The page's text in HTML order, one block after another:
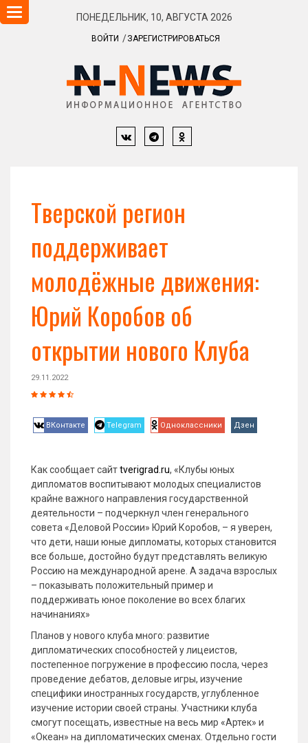
ПОНЕДЕЛЬНИК, 10, АВГУСТА 2026
ВОЙТИ ЗАРЕГИСТРИРОВАТЬСЯ
Навигация
Тверской регион
поддерживает
молодёжные движения:
Юрий Коробов об
открытии нового Клуба
29.11.2022
ВКонтакте Telegram Одноклассники Дзен
Как сообщает сайтtverigrad.ru, «Клубы юных
дипломатов воспитывают молодых специалистов
крайне важного направления государственной
деятельности – подчеркнул член генерального
совета «Деловой России» Юрий Коробов, – я уверен,
что дети, наши юные дипломаты, которых становится
все больше, достойно будут представлять великую
Россию на международной арене. А задача взрослых
– показывать положительный пример и
поддерживать юное поколение во всех благих
начинаниях»
Планов у нового клуба много: развитие
дипломатических способностей у лицеистов,
постепенное погружение в профессию посла, через
проведение дебатов, деловые игры, изучение
специфики иностранных государств, углубленное
изучение истории своей страны. Участники клуба
смогут посещать, известные на весь мир «Артек» и
«Океан» на дипломатических сменах. Отдельно гости